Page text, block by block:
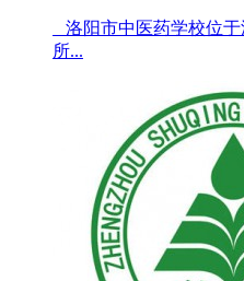
洛阳市中医药学校位
所...